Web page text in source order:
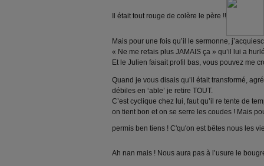
Il était tout rouge de colère le père !!
Mais pour une fois qu’il le sermonne,
« Ne me refais plus JAMAIS ça » qu’il lui a
Et le Julien faisait profil bas, vous pouvez me
Quand je vous disais qu’il était transformé,
débiles en ‘able’ je retire TOUT.
C’est cyclique chez lui, faut qu’il re tente de
on tient bon et on se serre les coudes ! Mais
permis ben tiens ! C'qu'on est bêtes nous les
Ah nan mais ! Nous aura pas à l’usure le